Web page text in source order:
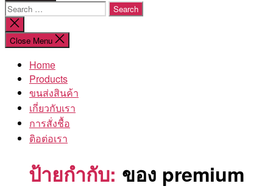
Search
for:
Close
search
Close Menu
Home
Products
ขนส่งสินค้า
เกี่ยวกับเรา
การสั่งชื้อ
ติอต่อเรา
ป้ายกำกับ: ของ premium